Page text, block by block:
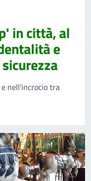
in città, al
e
nell'incrocio tra